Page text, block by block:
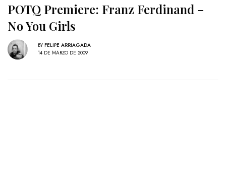
POTQ Premiere: Franz Ferdinand –
No You Girls
BY FELIPE ARRIAGADA
14 DE MARZO DE 2009